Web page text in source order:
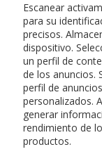
Escanear
para su
precisos.
dispositivo.
un perfil de
de los anuncios.
perfil de
personalizados.
generar
rendimiento de
productos.